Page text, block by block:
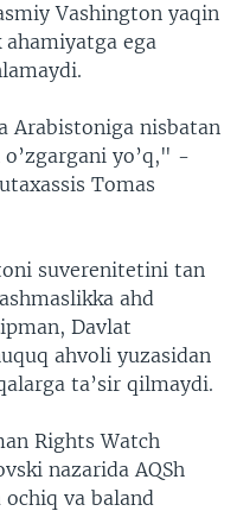
Vashington yaqin
ega
Arabistoniga nisbatan
yo’q," -
Tomas
suverenitetini tan
ahd
Davlat
ahvoli yuzasidan
ta’sir qilmaydi.
Rights Watch
nazarida AQSh
va baland